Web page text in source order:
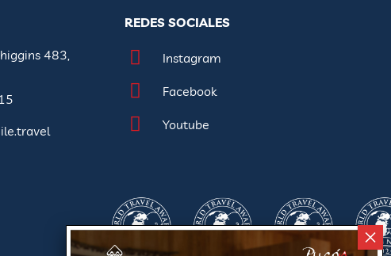
483,
REDES SOCIALES
Instagram
Facebook
Youtube